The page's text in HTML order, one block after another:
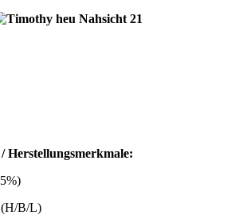
Herstellungsmerkmale:
(H/B/L)